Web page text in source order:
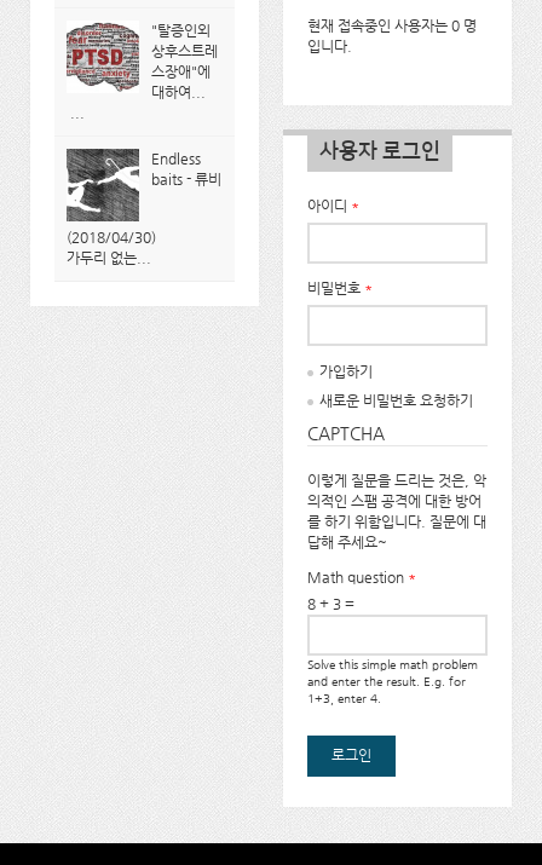
"탈증인외
상후스트레
스장애"에
대하여...
Endless
baits - 류비
(2018/04/30)
가두리 없는...
현재 접속중인 사용자는 0 명
입니다.
사용자 로그인
아이디 *
비밀번호 *
가입하기
새로운 비밀번호 요청하기
CAPTCHA
이렇게 질문을 드리는 것은, 악
의적인 스팸 공격에 대한 방어
를 하기 위함입니다. 질문에 대
답해 주세요~
Math question *
8 + 3 =
Solve this simple math problem
and enter the result. E.g. for
1+3, enter 4.